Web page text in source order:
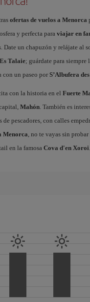
ofertas de vuelos a Menorca
y perfecta paraviajar en
Date un chapuzón y relájate al
Talaie; guárdate para siempre
con un paseo por S’Albufera
con la historia en el Fuerte
Mahón. También es
pescadores, con calles
Menorca, no te vayas sin
en la famosaCova d'en Xoroi.